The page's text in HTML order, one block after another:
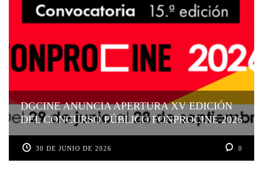
DGCINE ANUNCIA APERTURA XV EDICIÓN
DEL CONCURSO PÚBLICO FONPROCINE 2026
30 DE JUNIO DE 2026 0